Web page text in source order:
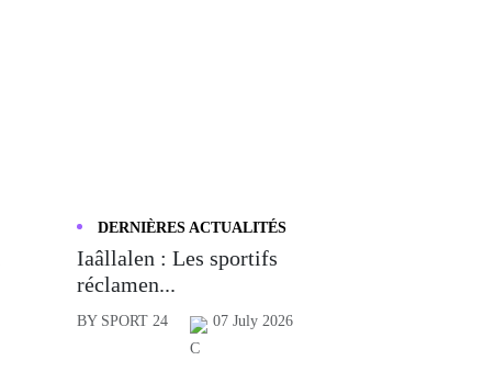
DERNIÈRES ACTUALITÉS
Iaâllalen : Les sportifs
réclamen...
BY SPORT 24 07 July 2026